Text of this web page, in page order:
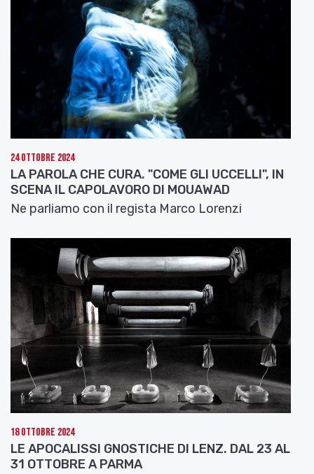
24 Ottobre 2024
LA PAROLA CHE CURA. "COME GLI UCCELLI", IN
SCENA IL CAPOLAVORO DI MOUAWAD
Ne parliamo con il regista Marco Lorenzi
18 Ottobre 2024
LE APOCALISSI GNOSTICHE DI LENZ. DAL 23 AL
31 OTTOBRE A PARMA